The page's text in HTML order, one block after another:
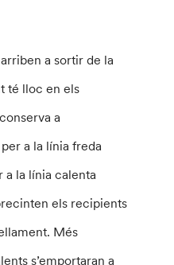
a sortir de la
té lloc en els
a
a la línia freda
a la línia calenta
els recipients
Més
s’emportaran a